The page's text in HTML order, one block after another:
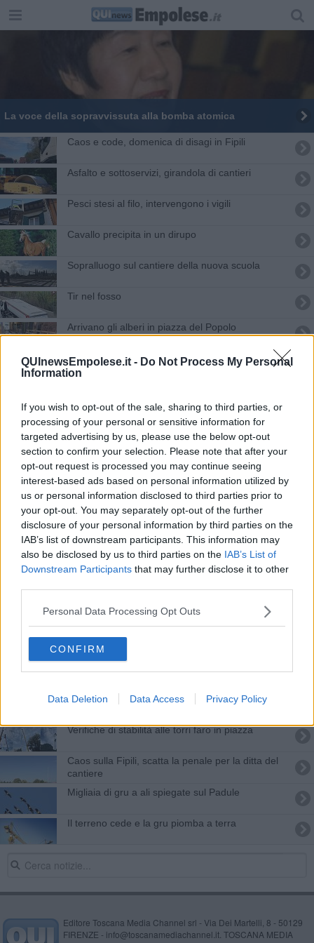
QUInewsEmpolese.it - Do Not Process My Personal
Information
If you wish to opt-out of the sale, sharing to third parties, or
processing of your personal or sensitive information for
targeted advertising by us, please use the below opt-out
section to confirm your selection. Please note that after your
opt-out request is processed you may continue seeing
interest-based ads based on personal information utilized by
us or personal information disclosed to third parties prior to
your opt-out. You may separately opt-out of the further
disclosure of your personal information by third parties on the
IAB’s list of downstream participants. This information may
also be disclosed by us to third parties on the IAB’s List of
Downstream Participants that may further disclose it to other
Personal Data Processing Opt Outs
CONFIRM
Data Deletion Data Access Privacy Policy
La voce della sopravvissuta alla bomba atomica
Caos e code, domenica di disagi in Fipili
Asfalto e sottoservizi, girandola di cantieri
Pesci stesi al filo, intervengono i vigili
Cavallo precipita in un dirupo
Sopralluogo sul cantiere della nuova scuola
Tir nel fosso
Arrivano gli alberi in piazza del Popolo
Arriva la gru e cambia la viabilità in piazza
Svuota il container e trova un cadavere
Una montagna di rifiuti nel paradiso delle cicogne
​"I Cettardini" portano in scena Boccaccio
Il camion passa Natale in bilico, il sindaco "Se
qualcuno vuole addobbarlo.."
Il padule e lo spettacolo delle 1200 gru
Il Decameron nei quadri del '900
Il nuovo impianto antincendio della biblioteca
Lavori all'ospedale, rivoluzione della viabilità
Nubifragi e fiumi gonfi, notte di paura in Toscana
Verifiche di stabilità alle torri faro in piazza
Caos sulla Fipili, scatta la penale per la ditta del
cantiere
Migliaia di gru a ali spiegate sul Padule
Il terreno cede e la gru piomba a terra
Editore Toscana Media Channel srl - Via Dei Martelli, 8 - 50129
FIRENZE - info@toscanamediachannel.it. TOSCANA MEDIA